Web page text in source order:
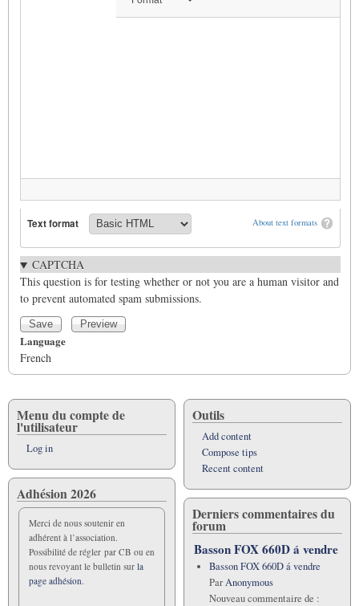
About text formats
Text format
CAPTCHA
This question is for testing whether or not you are a human visitor and
to prevent automated spam submissions.
Language
French
Menu du compte de
l'utilisateur
Log in
Adhésion 2026
Merci de nous soutenir en
adhérent à l’association.
Possibilité de régler par CB ou en
nous revoyant le bulletin sur la
page adhésion.
Outils
Add content
Compose tips
Recent content
Derniers commentaires du
forum
Basson FOX 660D á vendre
Basson FOX 660D á vendre
ParAnonymous
Nouveau commentaire de :